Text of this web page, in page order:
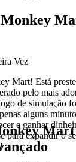
Vez
Mart! Está
pelo mais
de simulação
alguns
e ganhar
para expandir o